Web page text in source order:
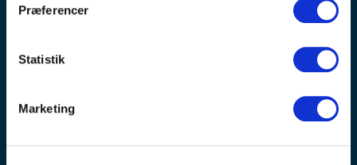
Præferencer
Statistik
Marketing
Bliv inspireret – OPTIMEET nyhedsbrev er
Modtag invitationer til spændende arrangementer og
idéer til planlægning af møder og events